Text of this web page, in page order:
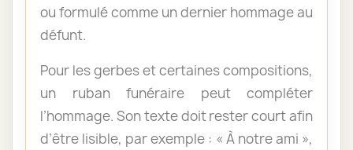
ou formulé comme un dernier hommage au
défunt.
Pour les gerbes et certaines compositions,
un ruban funéraire peut compléter
l’hommage. Son texte doit rester court afin
d’être lisible, par exemple : « À notre ami »,